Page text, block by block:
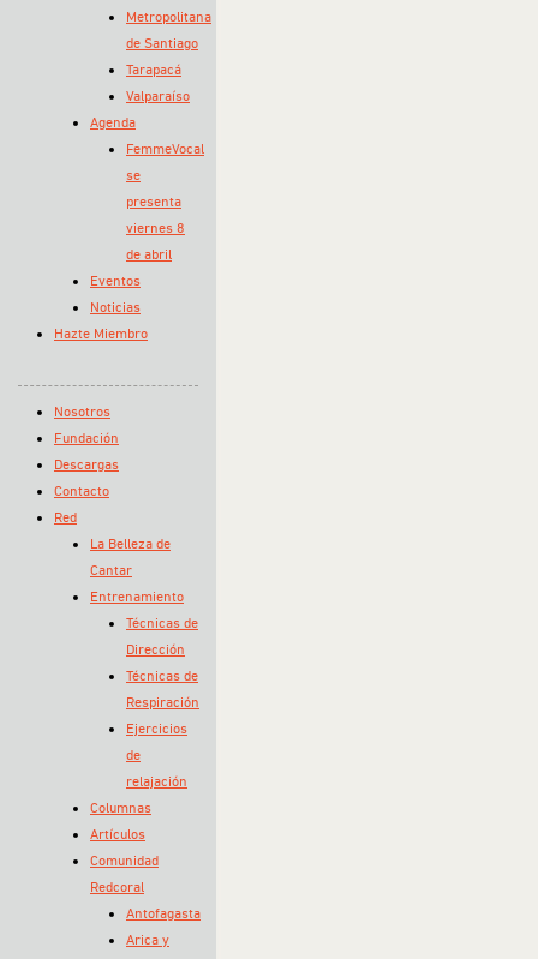
Metropolitana
de Santiago
Tarapacá
Valparaíso
Agenda
FemmeVocal
se
presenta
viernes 8
de abril
Eventos
Noticias
Hazte Miembro
Nosotros
Fundación
Descargas
Contacto
Red
La Belleza de
Cantar
Entrenamiento
Técnicas de
Dirección
Técnicas de
Respiración
Ejercicios
de
relajación
Columnas
Artículos
Comunidad
Redcoral
Antofagasta
Arica y